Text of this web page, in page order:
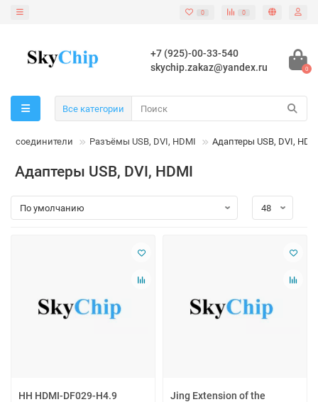
0 0
+7 (925)-00-33-540
skychip.zakaz@yandex.ru
0
Все категории
и соединители Разъёмы USB, DVI, HDMI Адаптеры USB, DVI,
Адаптеры USB, DVI, HDMI
HH HDMI-DF029-H4.9
Jing Extension of the